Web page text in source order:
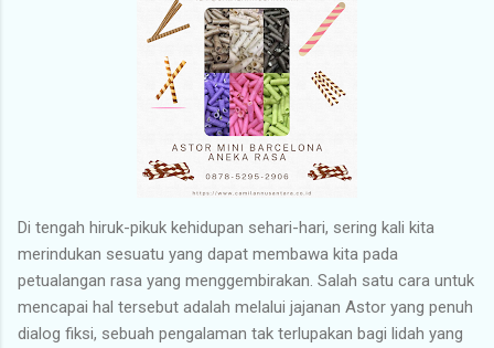
Di tengah hiruk-pikuk kehidupan sehari-hari, sering kali kita
merindukan sesuatu yang dapat membawa kita pada
petualangan rasa yang menggembirakan. Salah satu cara untuk
mencapai hal tersebut adalah melalui jajanan Astor yang penuh
dialog fiksi, sebuah pengalaman tak terlupakan bagi lidah yang